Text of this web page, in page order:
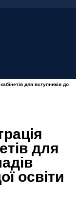
для вступників до
для
освіти